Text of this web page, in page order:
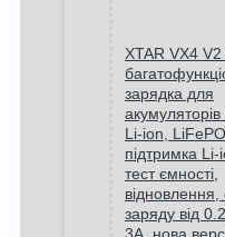
XTAR VX4
зарядка для
акумуляторів
Li-ion,
підтримка Li-
тест ємності,
відновлення,
заряду від